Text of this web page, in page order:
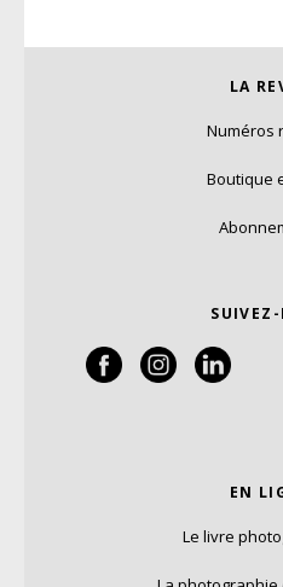
LA
Numéros
Boutique
EN
Le livre